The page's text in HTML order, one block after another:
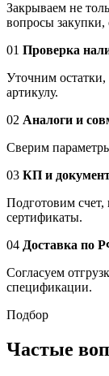
Закрываем не
вопросы закупки,
01 Проверка
Уточним
артикулу.
02 Аналоги и
Сверим
03 КП и
Подготовим счет,
сертификаты.
04 Доставка по
Согласуем
спецификации.
Подбор
Частые